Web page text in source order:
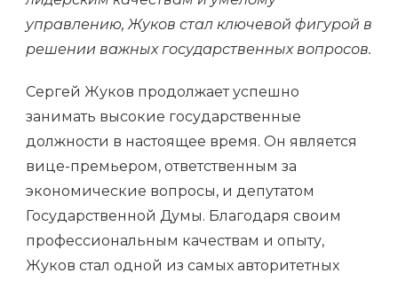
управлению, Жуков стал ключевой фигурой в
решении важных государственных вопросов.
Сергей Жуков продолжает успешно
занимать высокие государственные
должности в настоящее время. Он является
вице-премьером, ответственным за
экономические вопросы, и депутатом
Государственной Думы. Благодаря своим
профессиональным качествам и опыту,
Жуков стал одной из самых авторитетных